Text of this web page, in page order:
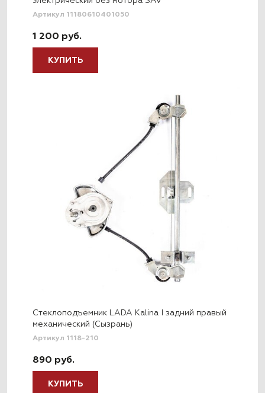
Артикул 11180610401050
1 200 руб.
КУПИТЬ
Стеклоподъемник LADA Kalina I задний правый
механический (Сызрань)
Артикул 1118-210
890 руб.
КУПИТЬ